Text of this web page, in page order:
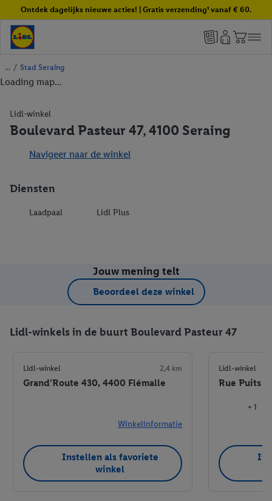
Ontdek dagelijks nieuwe acties! | Gratis verzending¹ vanaf € 60.
/ Stad Seraing
Loading map...
Lidl-winkel
Boulevard Pasteur 47, 4100 Seraing
Navigeer naar de winkel
Diensten
Laadpaal Lidl Plus
Jouw mening telt
Beoordeel deze winkel
Lidl-winkels in de buurt Boulevard Pasteur 47
Lidl-winkel 2,4 km
Grand'Route 430, 4400 Flémalle
Winkelinformatie
Instellen als favoriete
winkel
Lidl-winkel
Rue Puits
+ 1